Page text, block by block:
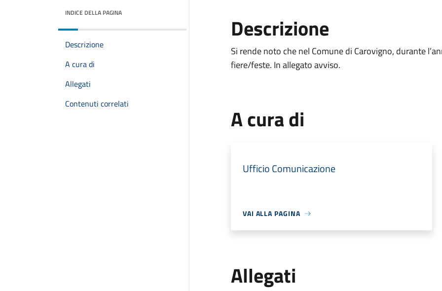
INDICE DELLA PAGINA
Descrizione
A cura di
Allegati
Contenuti correlati
Descrizione
Si rende noto che nel Comune di Carovigno, durante
fiere/feste. In allegato avviso.
A cura di
Ufficio Comunicazione
VAI ALLA PAGINA
Allegati